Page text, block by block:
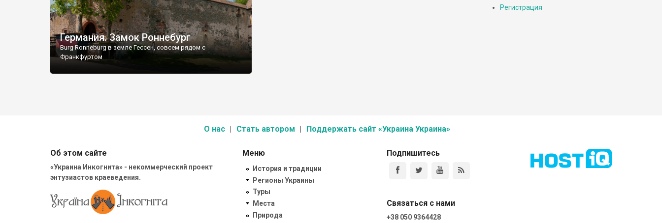
Германия. Замок Роннебург
Burg Ronneburg в земле Гессен, совсем рядом с
Франкфуртом
Регистрация
О нас Стать автором Поддержать сайт «Украина Украина»
Об этом сайте
«Украина Инкогнита» - некоммерческий проект
энтузиастов краеведения.
Меню
История и традиции
Регионы Украины
Туры
Места
Природа
Подпишитесь
Связаться с нами
+38 050 9364428